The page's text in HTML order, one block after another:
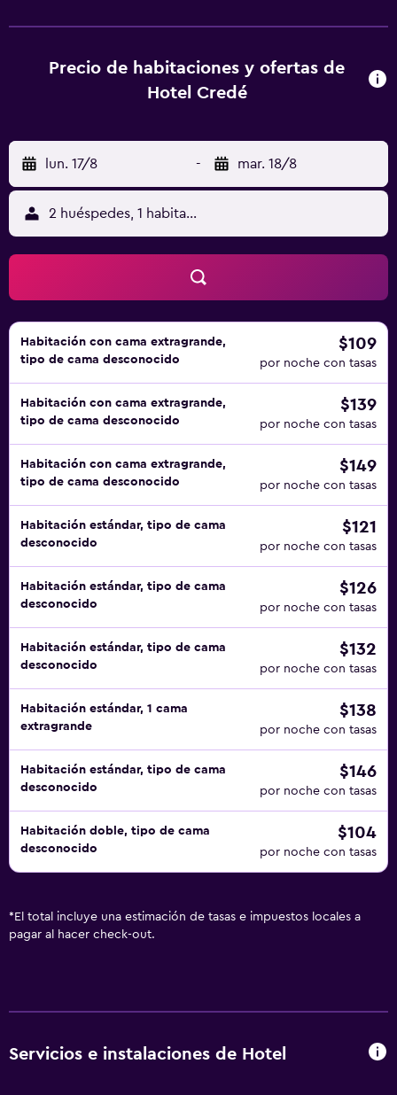
ducha. Este hotel en Kassel ofrece acceso a Internet wifi
gratis. Los servicios para las personas de negocios
juegos de cama hipoalergénicos. Se pueden practicar las
actividades de ocio y esparcimiento que se indican más
abajo en las instalaciones o cerca del alojamiento (es
posible que se aplique un recargo).
Precio de habitaciones y ofertas de
Hotel Credé
lun. 17/8 - mar. 18/8
2 huéspedes, 1 habitación
Habitación con cama extragrande,
tipo de cama desconocido
$109
por noche con tasas
Habitación con cama extragrande,
tipo de cama desconocido
$139
por noche con tasas
Habitación con cama extragrande,
tipo de cama desconocido
$149
por noche con tasas
Habitación estándar, tipo de cama
desconocido
$121
por noche con tasas
Habitación estándar, tipo de cama
desconocido
$126
por noche con tasas
Habitación estándar, tipo de cama
desconocido
$132
por noche con tasas
Habitación estándar, 1 cama
extragrande
$138
por noche con tasas
Habitación estándar, tipo de cama
desconocido
$146
por noche con tasas
Habitación doble, tipo de cama
desconocido
$104
por noche con tasas
* El total incluye una estimación de tasas e impuestos locales a
pagar al hacer check-out.
Servicios e instalaciones de Hotel